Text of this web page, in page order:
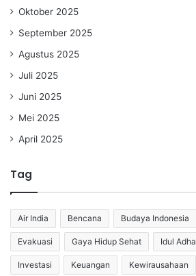
Oktober 2025
September 2025
Agustus 2025
Juli 2025
Juni 2025
Mei 2025
April 2025
Tag
Air India Bencana Budaya Indonesia
Evakuasi Gaya Hidup Sehat Idul Adha
Investasi Keuangan Kewirausahaan